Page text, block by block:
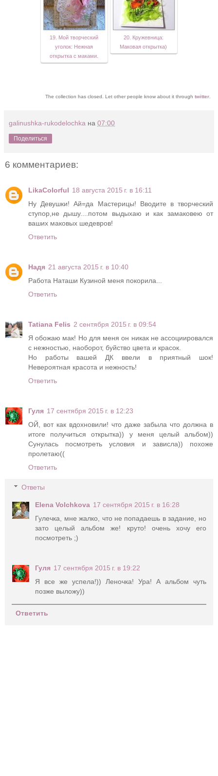
19. Мой творческий
уголок: Нежная
открытка с маками.
20. Кружевница:
Маковая открытка)
The collection has closed. Let other people know about it through twitter
galinushka-rukodelochka на 07:00
Поделиться
6 комментариев:
LikaColorful 18 августа 2015 г. в 16:11
Ну Девушки! Ай=да Мастерицы! Вводите в творческий
ступор,не дышу....потом выдыхаю и как замаковею от
ваших маковых шедевров!
Ответить
Надя 21 августа 2015 г. в 10:40
Работа Наташи Кузиной меня покорила...
Ответить
Tatiana Felis 2 сентября 2015 г. в 09:54
Я обожаю мак! Но для меня он никак не ассоциировался
с нежностью, наоборот, буйство цвета и красок.
Но работы вашей ДК ввели в приятный шок!
Невероятная красота и нежность!
Ответить
Гуля 17 сентября 2015 г. в 12:23
ОЙ, вот как вдохновили! что даже забыла что должна в
итоге получиться открытка)) у меня целый альбом))
Сунулась посмотреть условия и зависла)) похоже
пролетаю((
Ответить
Ответы
Elena Volchkova 17 сентября 2015 г. в 16:28
Гулечка, мне жалко, что не попадаешь в задание, но
зато целый альбом же! круто! очень хочу его
посмотреть ;)
Гуля 17 сентября 2015 г. в 19:22
Я все же успела!)) Леночка! Ура! А альбом чуть
позже выложу))
Ответить